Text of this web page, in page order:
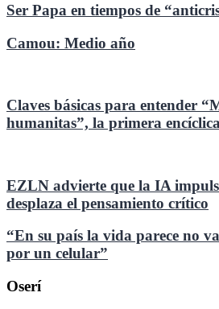
Ser Papa en tiempos de
Camou: Medio año
Claves básicas para entender
humanitas”, la primera
EZLN advierte que la IA
desplaza el pensamiento crítico
“En su país la vida parece no
por un celular”
Oserí